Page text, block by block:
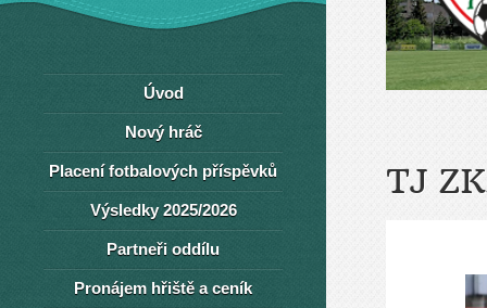
TJ
Úvod
Nový hráč
Placení fotbalových příspěvků
Výsledky 2025/2026
Partneři oddílu
Pronájem hřiště a ceník